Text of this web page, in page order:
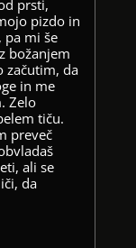
prsti,
pizdo in
pa mi še
božanjem
začutim, da
in me
Zelo
tiču.
preveč
ali se
da